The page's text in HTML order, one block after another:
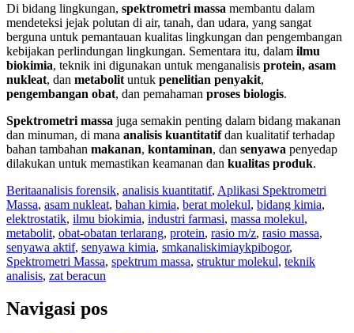
Di bidang lingkungan, spektrometri massa membantu dalam
mendeteksi jejak polutan di air, tanah, dan udara, yang sangat
berguna untuk pemantauan kualitas lingkungan dan pengembangan
kebijakan perlindungan lingkungan. Sementara itu, dalam ilmu
biokimia, teknik ini digunakan untuk menganalisis protein, asam
nukleat, dan metabolit untuk penelitian penyakit,
pengembangan obat, dan pemahaman proses biologis.
Spektrometri massa juga semakin penting dalam bidang makanan
dan minuman, di mana analisis kuantitatifdan kualitatif terhadap
bahan tambahan makanan, kontaminan, dan senyawa penyedap
dilakukan untuk memastikan keamanan dan kualitas produk.
Beritaanalisis forensik, analisis kuantitatif, Aplikasi Spektrometri
Massa, asam nukleat, bahan kimia, berat molekul, bidang kimia,
elektrostatik, ilmu biokimia, industri farmasi, massa molekul,
metabolit, obat-obatan terlarang, protein, rasio m/z, rasio massa,
senyawa aktif, senyawa kimia, smkanaliskimiaykpibogor,
Spektrometri Massa, spektrum massa, struktur molekul, teknik
analisis, zat beracun
Navigasi pos